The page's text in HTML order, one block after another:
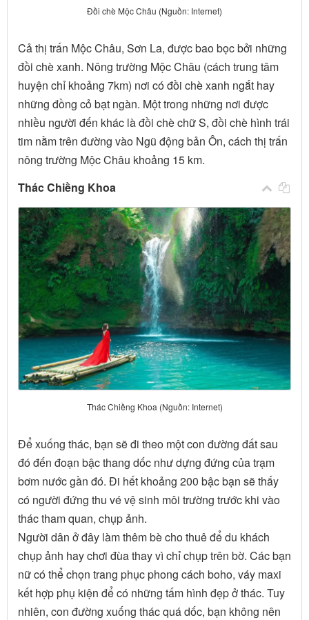
Đồi chè Mộc Châu (Nguồn: Internet)
Cả thị trấn Mộc Châu, Sơn La, được bao bọc bởi những
đồi chè xanh. Nông trường Mộc Châu (cách trung tâm
huyện chỉ khoảng 7km) nơi có đồi chè xanh ngắt hay
những đồng cỏ bạt ngàn. Một trong những nơi được
nhiều người đến khác là đồi chè chữ S, đồi chè hình trái
tim nằm trên đường vào Ngũ động bản Ôn, cách thị trấn
nông trường Mộc Châu khoảng 15 km.
Thác Chiềng Khoa
Thác Chiềng Khoa (Nguồn: Internet)
Để xuống thác, bạn sẽ đi theo một con đường đất sau
đó đến đoạn bậc thang dốc như dựng đứng của trạm
bơm nước gần đó. Đi hết khoảng 200 bậc bạn sẽ thấy
có người đứng thu vé vệ sinh môi trường trước khi vào
thác tham quan, chụp ảnh.
Người dân ở đây làm thêm bè cho thuê để du khách
chụp ảnh hay chơi đùa thay vì chỉ chụp trên bờ. Các bạn
nữ có thể chọn trang phục phong cách boho, váy maxi
kết hợp phụ kiện để có những tấm hình đẹp ở thác. Tuy
nhiên, con đường xuống thác quá dốc, bạn không nên